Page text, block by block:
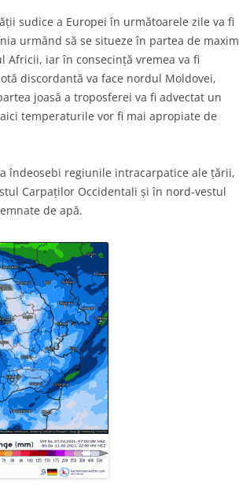
sudice a Europei în următoarele zile va fi
urmând să se situeze în partea de maxim
iar în consecință vremea va fi
discordantă va face nordul Moldovei,
joasă a troposferei va fi advectat un
temperaturile vor fi mai apropiate de
îndeosebi regiunile intracarpatice ale țării,
Carpaților Occidentali și în nord-vestul
de apă.